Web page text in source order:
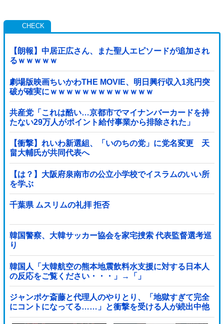
【朗報】中居正広さん、また聖人エピソードが追加され
るｗｗｗｗｗ
劇場版映画ちいかわTHE MOVIE、明日興行収入1兆円突
破が確実にｗｗｗｗｗｗｗｗｗｗｗｗｗ
共産党「これは酷い…京都市でマイナンバーカードを持
たない29万人がポイント給付事業から排除された」
【衝撃】れいわ新選組、「いのちの党」に党名変更 天
畠大輔氏が共同代表へ
【は？】大阪府泉南市の公立小学校でイスラムのいい所
を学ぶ
千葉県 ムスリムの礼拝 拒否
韓国警察、大韓サッカー協会を家宅捜索 代表監督選考巡
り
韓国人「大韓航空の熊本地震飲料水支援に対する日本人
の反応をご覧ください・・・」→「」
ジャンポケ斎藤と代理人のやりとり、「地獄すぎて完全
にコントになってる……」と衝撃を受ける人が続出中他